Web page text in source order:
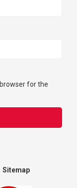
for the
Sitemap